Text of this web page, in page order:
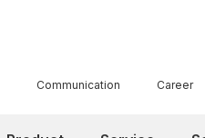
Communication Career